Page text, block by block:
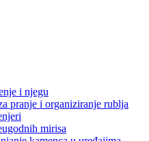
i njegu
pranje i organiziranje rublja
mirisa